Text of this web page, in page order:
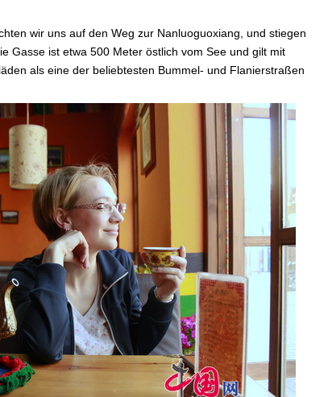
wir uns auf den Weg zur Nanluoguoxiang, und stiegen
Gasse ist etwa 500 Meter östlich vom See und gilt mit
als eine der beliebtesten Bummel- und Flanierstraßen